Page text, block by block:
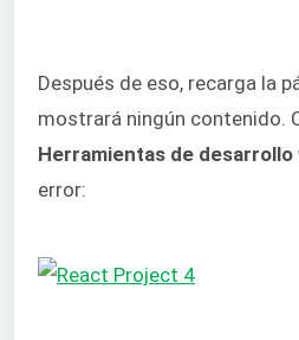
Después de eso, recarga la
mostrará ningún contenido.
Herramientas de desarrollo
error: